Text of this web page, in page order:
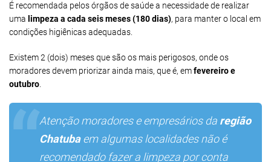
É recomendada pelos órgãos de saúde a necessidade de realizar
uma limpeza a cada seis meses (180 dias), para manter o local em
condições higiênicas adequadas.
Existem 2 (dois) meses que são os mais perigosos, onde os
moradores devem priorizar ainda mais, que é, emfevereiro e
outubro
Atenção moradores e empresários da região
Chatubaem algumas localidades não é
recomendado fazer a limpeza por conta